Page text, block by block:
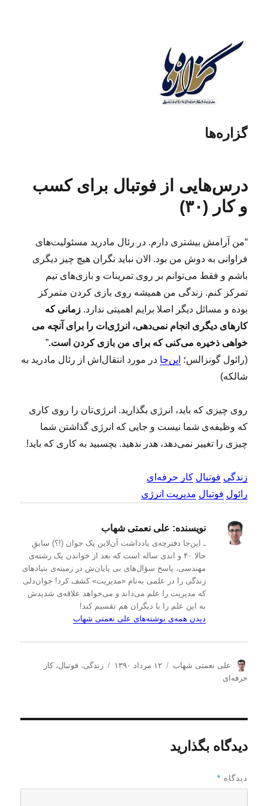
گزاره‌ها
درس‌هایی از فوتبال برای کسب
و کار (۳۰)
“من آرامش بیشتری دارم. در رئال مادرید مسئولیت‌های
فراوانی به دوش من بود. الان نباید نگران هیچ چیز دیگری
باشم و فقط می‌توانم بر روی تمرینات و بازی‌های تیم
تمرکز کنم. زندگی من همیشه روی بازی کردن متمرکز
بوده و مسائل دیگر اصلا برایم اهمیتی ندارد.زمانی که
کارهای دیگری انجام نمی‌دهی، انرژی‌ات را برای آنچه می
خواهی ذخیره می‌کنی که برای من بازی کردن است.”
(رائول گونزالس؛ این‌جا در مورد انتقال‌اش از رئال مادرید به
شالکه)
روی چیزی که باید، انرژی‌ بگذارید. انرژی‌تان را روی کاری
که وظیفه‌ی شما نیست و جایی که انرژی گذاشتن شما
چیزی را تغییر نمی‌دهد، هدر ندهید. بچسبید به کاری که باید!
زندگی فوتبال کار حرفه‌ای
رائول فوتبال مدیریت انرژی
نویسنده: علی نعمتی شهاب
ـ این‌جا دفترچه‌ی یادداشت‌ آن‌لاین یک جوان (!؟) سابقِ
حالا ۴۰ و اندی ساله است که بعد از خواندن یک رشته‌ی
مهندسی، پاسخ سؤال‌های بی پایان‌ش در زمینه‌ی بنیادهای
زندگی را در علمی به‌نام «مدیریت» کشف کرد! جوان‌دلی
که مدیریت را علم می‌داند و می‌خواهد علاقه‌ی شدیدش
به این علم را با دیگران هم تقسیم کند!
دیدن همه‌ی نوشته‌های علی نعمتی شهاب
ن
و
ه
علی نعمتی شهاب
ا۱۲ مرداد ۱۳۹۰
دزندگی،فوتبال،کار
حرفه‌ای
دیدگاه بگذارید
دیدگاه *